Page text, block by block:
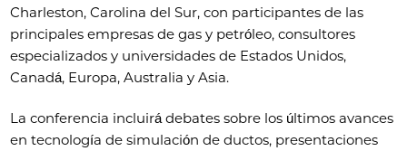
Charleston, Carolina del Sur, con participantes de las
principales empresas de gas y petróleo, consultores
especializados y universidades de Estados Unidos,
Canadá, Europa, Australia y Asia.
La conferencia incluirá debates sobre los últimos avances
en tecnología de simulación de ductos, presentaciones